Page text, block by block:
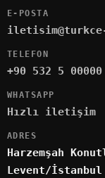
E-POSTA
TELEFON
+90 532 5
WHATSAPP
Hızlı iletişim
ADRES
Harzemşah
Levent/İstanbul